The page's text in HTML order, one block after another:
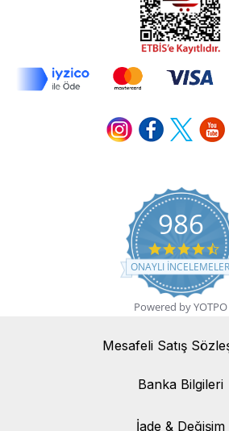
986
ONAYLI INCELEMELER
Powered by YOTPO
Mesafeli Satış
Banka Bilgileri
Banka Bilgileri
İade & Değişim
İade & Değişim